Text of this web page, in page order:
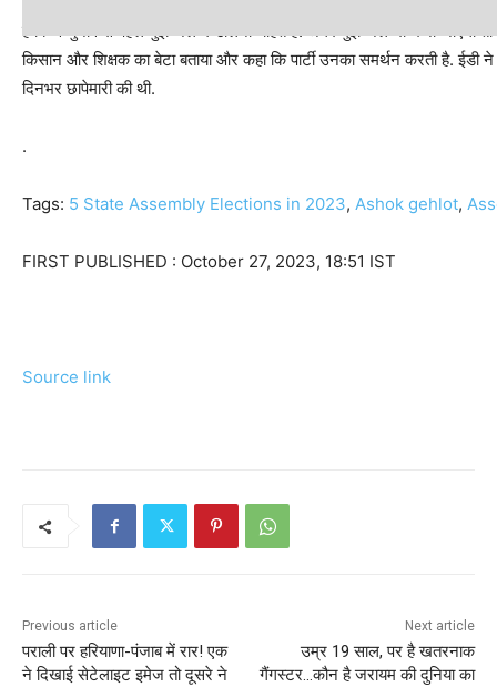
है कि वे चुनाव से पहले मुझे जेल में डालना चाहते हैं. अगर मुझे जेल भी भेजा जाएगा तो
किसान और शिक्षक का बेटा बताया और कहा कि पार्टी उनका समर्थन करती है.
दिनभर छापेमारी की थी.
.
Tags: 5 State Assembly Elections in 2023, Ashok gehlot,
FIRST PUBLISHED : October 27, 2023, 18:51 IST
Source link
Previous article
पराली पर हरियाणा-पंजाब में रार! एक
ने दिखाई सेटेलाइट इमेज तो दूसरे ने
Next article
उम्र 19 साल, पर है खतरनाक
गैंगस्टर…कौन है जरायम की दुनिया का